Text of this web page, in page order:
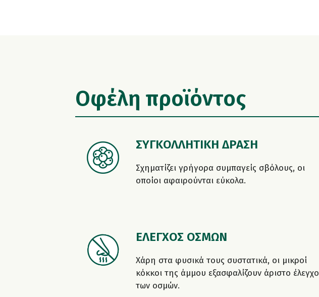
Οφέλη προϊόντος
ΣΥΓΚΟΛΛΗΤΙΚΗ ΔΡΑΣΗ
Σχηματίζει γρήγορα συμπαγείς σβόλους, οι
οποίοι αφαιρούνται εύκολα.
ΕΛΕΓΧΟΣ ΟΣΜΩΝ
Χάρη στα φυσικά τους συστατικά, οι μικροί
κόκκοι της άμμου εξασφαλίζουν άριστο έλεγχο
των οσμών.